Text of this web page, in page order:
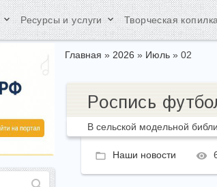
keyboard_arrow_down Ресурсы и услуги keyboard_arrow_down Творческая
Главная » 2026 » Июль » 02
Роспись
В сельской модельной
Наши новости